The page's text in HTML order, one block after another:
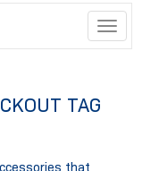
Toggle
TAG
that